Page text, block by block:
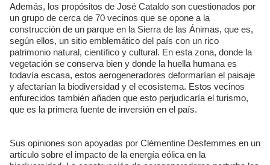
Además, los propósitos de José Cataldo son cuestionados por
un grupo de cerca de 70 vecinos que se opone a la
construcción de un parque en la Sierra de las Ánimas, que es,
según ellos, un sitio emblemático del país con un rico
patrimonio natural, científico y cultural. En esta zona, donde la
vegetación se conserva bien y donde la huella humana es
todavía escasa, estos aerogeneradores deformarían el paisaje
y afectarían la biodiversidad y el ecosistema. Estos vecinos
enfurecidos también añaden que esto perjudicaría el turismo,
que es la primera fuente de inversión en el país.
Sus opiniones son apoyadas por Clémentine Desfemmes en un
artículo sobre el impacto de la energía eólica en la